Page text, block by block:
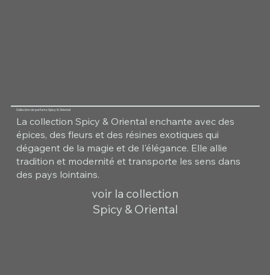
Collection de parfums Spicy & Oriental
La collection Spicy & Oriental enchante avec des
épices, des fleurs et des résines exotiques qui
dégagent de la magie et de l'élégance. Elle allie
tradition et modernité et transporte les sens dans
des pays lointains.
voir la collection
Spicy & Oriental